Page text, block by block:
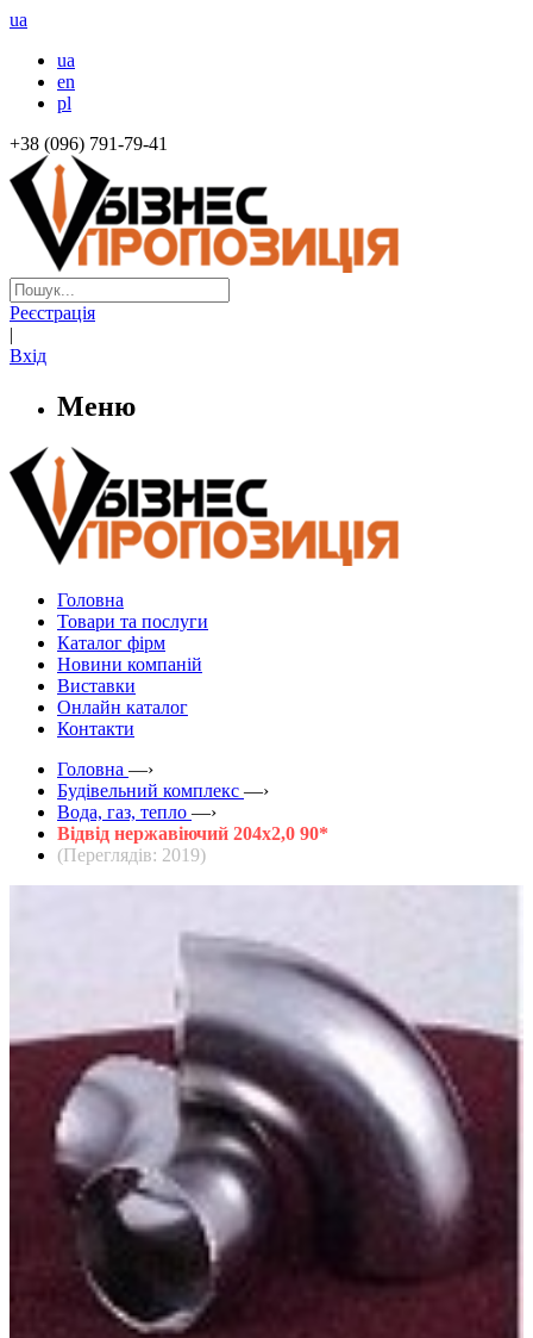
ua
ua
en
pl
+38 (096) 791-79-41
Реєстрація
|
Вхід
Меню
Головна
Товари та послуги
Каталог фірм
Новини компаній
Виставки
Онлайн каталог
Контакти
Головна —›
Будівельний комплекс —›
Вода, газ, тепло —›
Відвід нержавіючий 204х2,0 90*
(Переглядів: 2019)